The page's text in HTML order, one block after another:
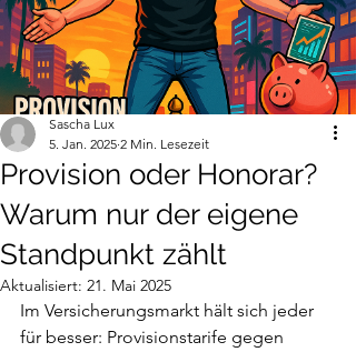
Provision oder Honorar?
Warum nur der eigene
Standpunkt zählt
Sascha Lux
5. Jan. 2025 2 Min. Lesezeit
Aktualisiert: 21. Mai 2025
Im Versicherungsmarkt hält sich jeder
für besser: Provisionstarife gegen